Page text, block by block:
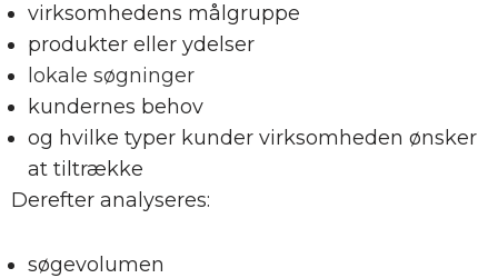
virksomhedens målgruppe
produkter eller ydelser
lokale søgninger
kundernes behov
og hvilke typer kunder virksomheden ønsker
at tiltrække
Derefter analyseres:
søgevolumen